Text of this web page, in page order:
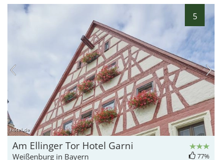
5
hotel.de
Am Ellinger Tor Hotel Garni
Weißenburg in Bayern 77%